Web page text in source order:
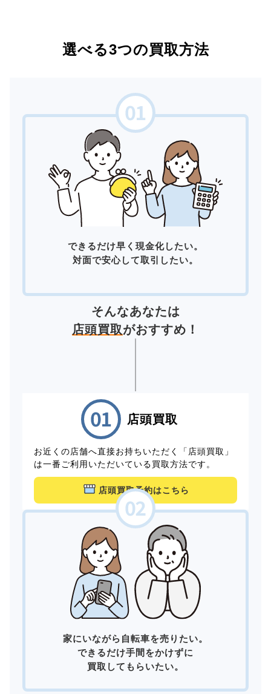
選べる3つの買取方法
できるだけ早く現金化したい。
対面で安心して取引したい。
そんなあなたは
店頭買取がおすすめ！
店頭買取
お近くの店舗へ直接お持ちいただく「店頭買取」
は一番ご利用いただいている買取方法です。
店頭買取予約はこちら
家にいながら自転車を売りたい。
できるだけ手間をかけずに
買取してもらいたい。